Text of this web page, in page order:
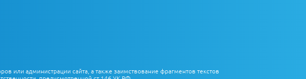
или администрации сайта, а также заимствование фрагментов текстов